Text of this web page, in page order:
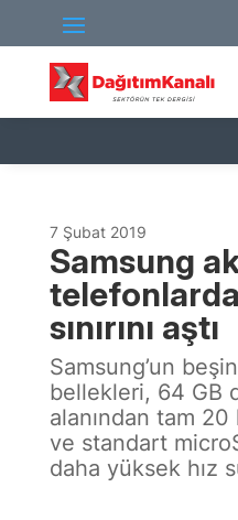
7 Şubat 2019
Samsung
sınırını aştı
Samsung’un
bellekleri, 64 GB
alanından tam
ve standart
daha yüksek hız